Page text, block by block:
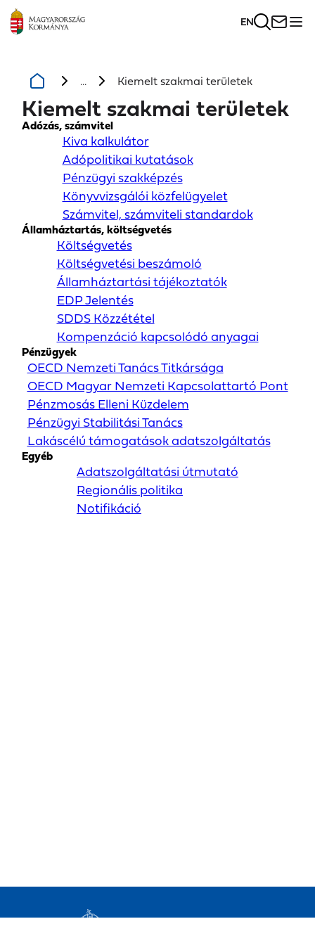
EN
... Kiemelt szakmai területek
Kiemelt szakmai területek
Adózás, számvitel
Kiva kalkulátor
Adópolitikai kutatások
Pénzügyi szakképzés
Könyvvizsgálói közfelügyelet
Számvitel, számviteli standardok
Államháztartás, költségvetés
Költségvetés
Költségvetési beszámoló
Államháztartási tájékoztatók
EDP Jelentés
SDDS Közzététel
Kompenzáció kapcsolódó anyagai
Pénzügyek
OECD Nemzeti Tanács Titkársága
OECD Magyar Nemzeti Kapcsolattartó Pont
Pénzmosás Elleni Küzdelem
Pénzügyi Stabilitási Tanács
Lakáscélú támogatások adatszolgáltatás
Egyéb
Adatszolgáltatási útmutató
Regionális politika
Notifikáció